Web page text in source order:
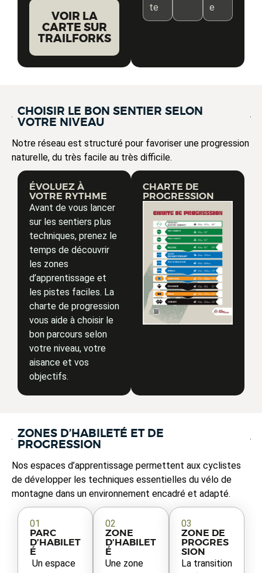
VOIR LA
CARTE SUR
TRAILFORKS
te
e
CHOISIR LE BON SENTIER SELON
VOTRE NIVEAU
Notre réseau est structuré pour favoriser une progression
naturelle, du très facile au très difficile.
ÉVOLUEZ À
VOTRE RYTHME
Avant de vous lancer
sur les sentiers plus
techniques, prenez le
temps de découvrir
les zones
d’apprentissage et
les pistes faciles. La
charte de progression
vous aide à choisir le
bon parcours selon
votre niveau, votre
aisance et vos
objectifs.
CHARTE DE
PROGRESSION
ZONES D’HABILETÉ ET DE
PROGRESSION
Nos espaces d’apprentissage permettent aux cyclistes
de développer les techniques essentielles du vélo de
montagne dans un environnement encadré et adapté.
01
PARC
D’HABILET
É
Un espace
02
ZONE
D’HABILET
É
Une zone
03
ZONE DE
PROGRES
SION
La transition